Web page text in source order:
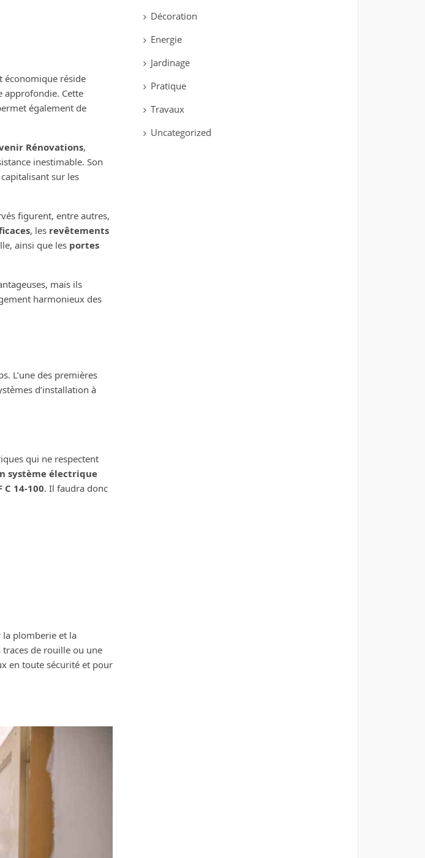
économique réside
approfondie. Cette
également de
Rénovations,
inestimable. Son
sur les
figurent, entre autres,
, les revêtements
ainsi que les portes
mais ils
harmonieux des
L’une des premières
d’installation à
qui ne respectent
système électrique
14-100. Il faudra donc
la plomberie et la
traces de rouille ou une
en toute sécurité et pour
Décoration
Energie
Jardinage
Pratique
Travaux
Uncategorized